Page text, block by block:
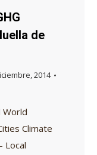
de
2014
World
Climate
Local